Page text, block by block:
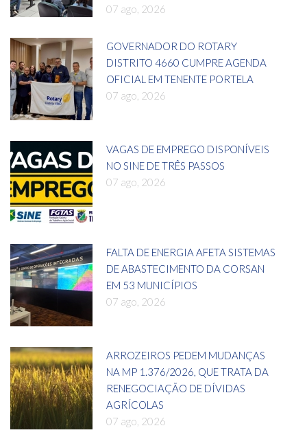
07 ago, 2026
GOVERNADOR DO ROTARY
DISTRITO 4660 CUMPRE AGENDA
OFICIAL EM TENENTE PORTELA
07 ago, 2026
VAGAS DE EMPREGO DISPONÍVEIS
NO SINE DE TRÊS PASSOS
07 ago, 2026
FALTA DE ENERGIA AFETA SISTEMAS
DE ABASTECIMENTO DA CORSAN
EM 53 MUNICÍPIOS
07 ago, 2026
ARROZEIROS PEDEM MUDANÇAS
NA MP 1.376/2026, QUE TRATA DA
RENEGOCIAÇÃO DE DÍVIDAS
AGRÍCOLAS
07 ago, 2026